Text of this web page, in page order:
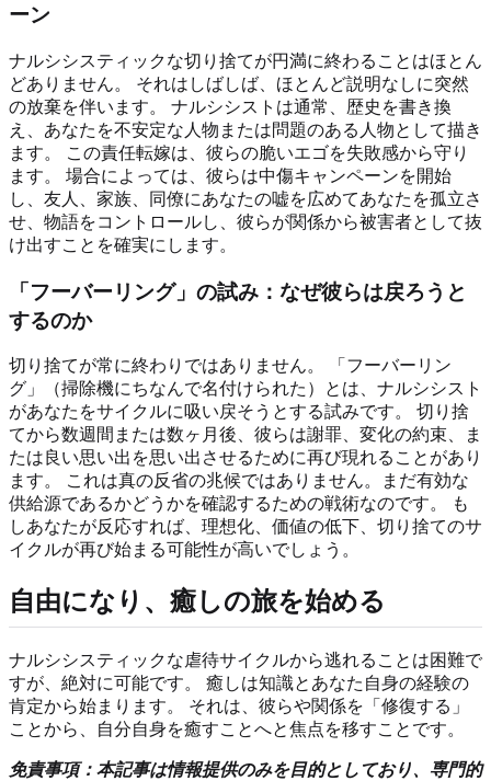
ーン
ナルシシスティックな切り捨てが円満に終わることはほとん
どありません。 それはしばしば、ほとんど説明なしに突然
の放棄を伴います。 ナルシシストは通常、歴史を書き換
え、あなたを不安定な人物または問題のある人物として描き
ます。 この責任転嫁は、彼らの脆いエゴを失敗感から守り
ます。 場合によっては、彼らは中傷キャンペーンを開始
し、友人、家族、同僚にあなたの嘘を広めてあなたを孤立さ
せ、物語をコントロールし、彼らが関係から被害者として抜
け出すことを確実にします。
「フーバーリング」の試み：なぜ彼らは戻ろうと
するのか
切り捨てが常に終わりではありません。 「フーバーリン
グ」（掃除機にちなんで名付けられた）とは、ナルシシスト
があなたをサイクルに吸い戻そうとする試みです。 切り捨
てから数週間または数ヶ月後、彼らは謝罪、変化の約束、ま
たは良い思い出を思い出させるために再び現れることがあり
ます。 これは真の反省の兆候ではありません。まだ有効な
供給源であるかどうかを確認するための戦術なのです。 も
しあなたが反応すれば、理想化、価値の低下、切り捨てのサ
イクルが再び始まる可能性が高いでしょう。
自由になり、癒しの旅を始める
ナルシシスティックな虐待サイクルから逃れることは困難で
すが、絶対に可能です。 癒しは知識とあなた自身の経験の
肯定から始まります。 それは、彼らや関係を「修復する」
ことから、自分自身を癒すことへと焦点を移すことです。
免責事項：本記事は情報提供のみを目的としており、専門的